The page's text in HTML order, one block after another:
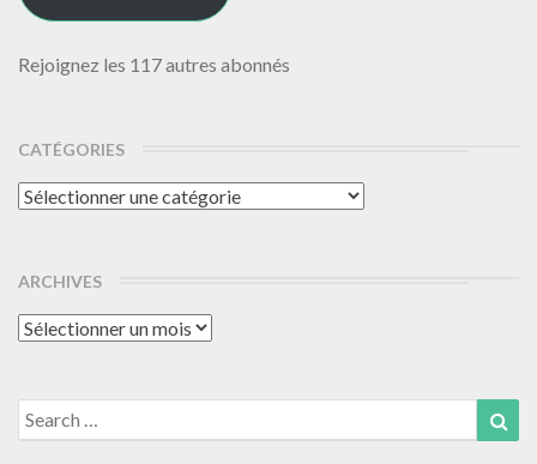
Rejoignez les 117 autres abonnés
CATÉGORIES
Catégories
ARCHIVES
Archives
Search
for: